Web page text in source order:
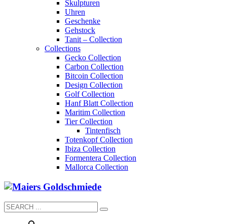
Skulpturen
Uhren
Geschenke
Gehstock
Tanit – Collection
Collections
Gecko Collection
Carbon Collection
Bitcoin Collection
Design Collection
Golf Collection
Hanf Blatt Collection
Maritim Collection
Tier Collection
Tintenfisch
Totenkopf Collection
Ibiza Collection
Formentera Collection
Mallorca Collection